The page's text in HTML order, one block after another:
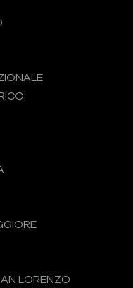
LORENZO